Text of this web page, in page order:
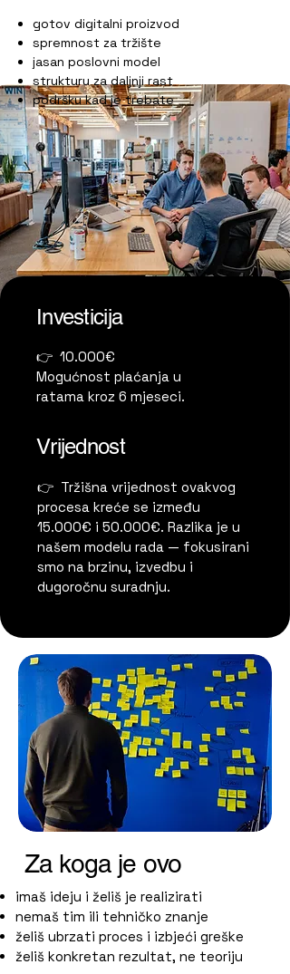
Investicija
👉 10.000€
Mogućnost plaćanja u
ratama kroz 6 mjeseci.
Vrijednost
👉 Tržišna vrijednost ovakvog
procesa kreće se između
15.000€ i 50.000€. Razlika je u
našem modelu rada — fokusirani
smo na brzinu, izvedbu i
dugoročnu suradnju.
gotov digitalni proizvod
spremnost za tržište
jasan poslovni model
strukturu za daljnji rast
podršku kad je trebate
Za koga je ovo
imaš ideju i želiš je realizirati
nemaš tim ili tehničko znanje
želiš ubrzati proces i izbjeći greške
želiš konkretan rezultat, ne teoriju